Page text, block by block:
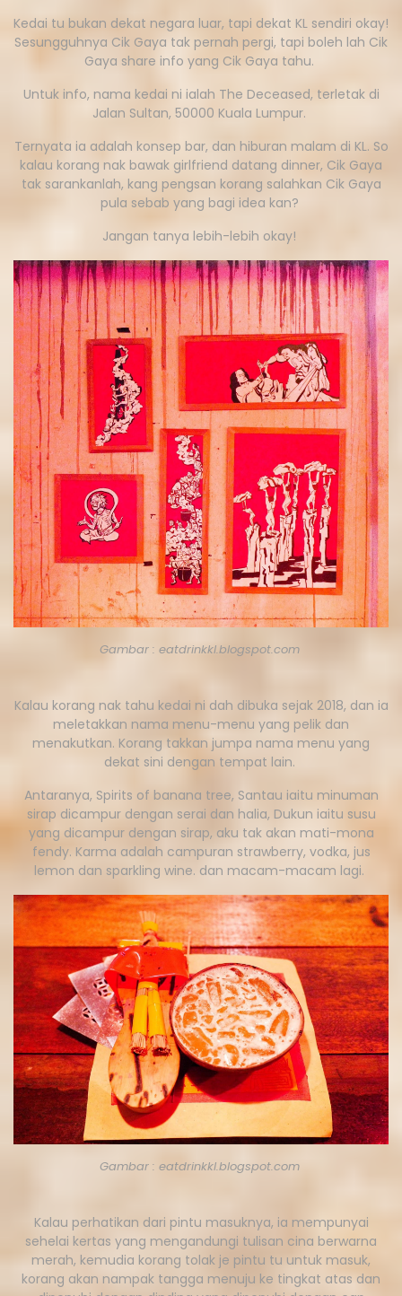
Kedai tu bukan dekat negara luar, tapi dekat KL sendiri okay!
Sesungguhnya Cik Gaya tak pernah pergi, tapi boleh lah Cik
Gaya share info yang Cik Gaya tahu.
Untuk info, nama kedai ni ialah The Deceased, terletak di
Jalan Sultan, 50000 Kuala Lumpur.
Ternyata ia adalah konsep bar, dan hiburan malam di KL. So
kalau korang nak bawak girlfriend datang dinner, Cik Gaya
tak sarankanlah, kang pengsan korang salahkan Cik Gaya
pula sebab yang bagi idea kan?
Jangan tanya lebih-lebih okay!
Gambar : eatdrinkkl.blogspot.com
Kalau korang nak tahu kedai ni dah dibuka sejak 2018, dan ia
meletakkan nama menu-menu yang pelik dan
menakutkan. Korang takkan jumpa nama menu yang
dekat sini dengan tempat lain.
Antaranya, Spirits of banana tree, Santau iaitu minuman
sirap dicampur dengan serai dan halia, Dukun iaitu susu
yang dicampur dengan sirap, aku tak akan mati-mona
fendy. Karma adalah campuran strawberry, vodka, jus
lemon dan sparkling wine. dan macam-macam lagi.
Gambar : eatdrinkkl.blogspot.com
Kalau perhatikan dari pintu masuknya, ia mempunyai
sehelai kertas yang mengandungi tulisan cina berwarna
merah, kemudia korang tolak je pintu tu untuk masuk,
korang akan nampak tangga menuju ke tingkat atas dan